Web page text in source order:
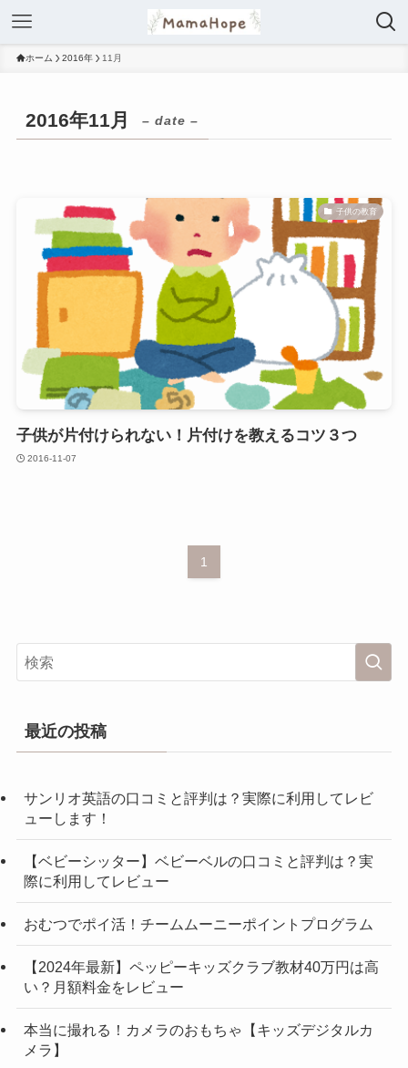
ホーム 2016年 11月
2016年11月 – date –
子供の教育
子供が片付けられない！片付けを教えるコツ３つ
2016-11-07
1
最近の投稿
サンリオ英語の口コミと評判は？実際に利用してレビ
ューします！
【ベビーシッター】ベビーベルの口コミと評判は？実
際に利用してレビュー
おむつでポイ活！チームムーニーポイントプログラム
【2024年最新】ペッピーキッズクラブ教材40万円は高
い？月額料金をレビュー
本当に撮れる！カメラのおもちゃ【キッズデジタルカ
メラ】